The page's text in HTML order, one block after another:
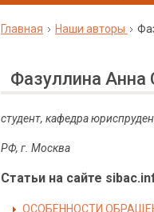
Главная Наши авторы
Фазуллина Анна
студент, кафедра
РФ, г. Москва
Статьи на сайте
ОСОБЕННОСТИ